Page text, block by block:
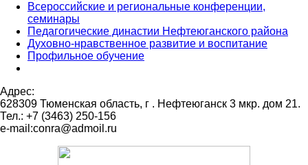
Всероссийские и региональные конференции,
семинары
Педагогические династии Нефтеюганского района
Духовно-нравственное развитие и воспитание
Профильное обучение
Адрес:
628309 Тюменская область, г . Нефтеюганск 3 мкр. дом 21.
Тел.: +7 (3463) 250-156
e-mail:conra@admoil.ru